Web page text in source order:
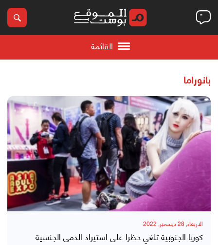
القائمة
بانوراما
الاربعاء, 28 ديسمبر, 2022
كوريا الجنوبية تلغي حظرا على استيراد الدمى الجنسية